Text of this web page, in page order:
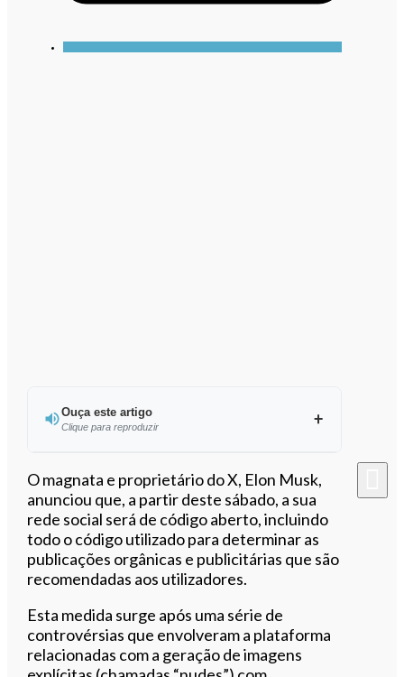
Ouça este artigo
Clique para reproduzir
Ouvir este artigo
O magnata e proprietário do X, Elon Musk,
anunciou que, a partir deste sábado, a sua
rede social será de código aberto, incluindo
todo o código utilizado para determinar as
publicações orgânicas e publicitárias que são
recomendadas aos utilizadores.
Esta medida surge após uma série de
controvérsias que envolveram a plataforma
relacionadas com a geração de imagens